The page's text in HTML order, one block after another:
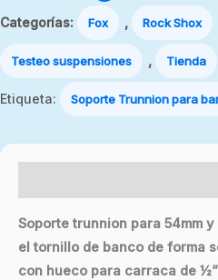
Categorías: Fox , Rock Shox
Testeo suspensiones , Tienda
Etiqueta: Soporte Trunnion para
Soporte trunnion para 54mm
el tornillo de banco de forma
con hueco para carraca de